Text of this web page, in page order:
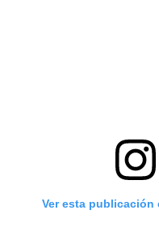
Ver esta publicación